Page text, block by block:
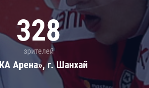
328
зрителей
Арена», г. Шанхай